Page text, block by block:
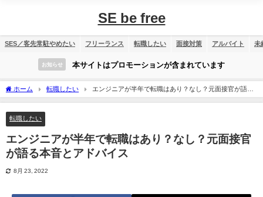
SE be free
SES／客先常駐やめたい フリーランス 転職したい 面接対策 アルバイト 未
お知らせ 本サイトはプロモーションが含まれています
ホーム 転職したい
エンジニアが半年で転職はあり？なし？元面接官が語る
本音とアドバイス
転職したい
エンジニアが半年で転職はあり？なし？元面接官
が語る本音とアドバイス
8月 23, 2022